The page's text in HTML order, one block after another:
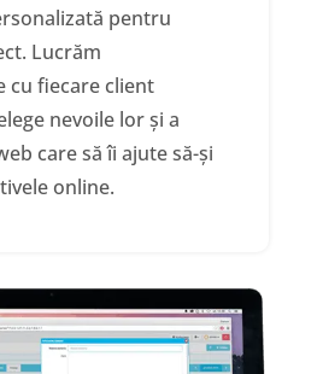
pentru
Lucrăm
cu fiecare client
nevoile lor și a
care să îi ajute să-și
online.